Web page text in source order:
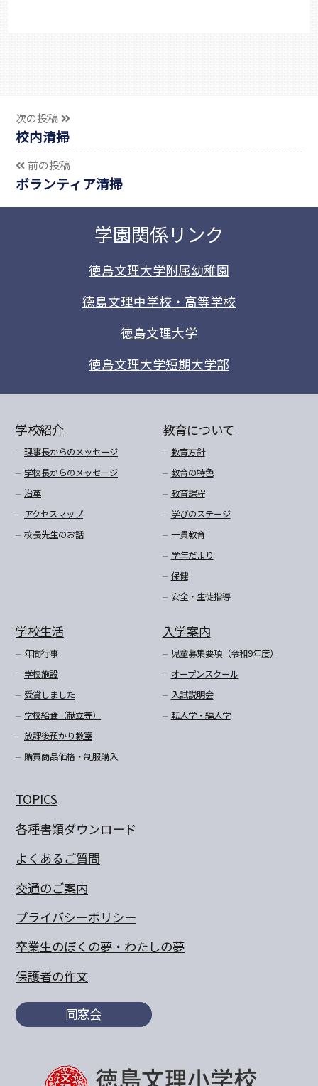
次の投稿
校内清掃
前の投稿
ボランティア清掃
学園関係リンク
徳島文理大学附属幼稚園
徳島文理中学校・高等学校
徳島文理大学
徳島文理大学短期大学部
学校紹介
理事長からのメッセージ
学校長からのメッセージ
沿革
アクセスマップ
校長先生のお話
教育について
教育方針
教育の特色
教育課程
学びのステージ
一貫教育
学年だより
保健
安全・生徒指導
学校生活
年間行事
学校施設
受賞しました
学校給食（献立等）
放課後預かり教室
購買商品価格・制服購入
入学案内
児童募集要項（令和9年度）
オープンスクール
入試説明会
転入学・編入学
TOPICS
各種書類ダウンロード
よくあるご質問
交通のご案内
プライバシーポリシー
卒業生のぼくの夢・わたしの夢
保護者の作文
同窓会